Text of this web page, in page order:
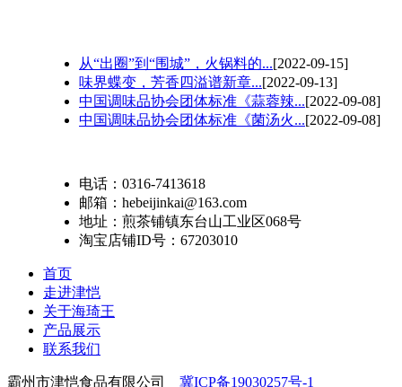
从“出圈”到“围城”，火锅料的...[2022-09-15]
味界蝶变，芳香四溢谱新章...[2022-09-13]
中国调味品协会团体标准《蒜蓉辣...[2022-09-08]
中国调味品协会团体标准《菌汤火...[2022-09-08]
电话：0316-7413618
邮箱：hebeijinkai@163.com
地址：煎茶铺镇东台山工业区068号
淘宝店铺ID号：67203010
首页
走进津恺
关于海琦王
产品展示
联系我们
霸州市津恺食品有限公司 冀ICP备19030257号-1